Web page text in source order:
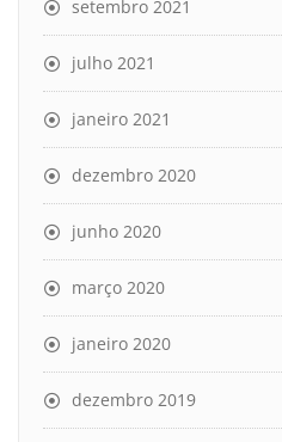
setembro 2021
julho 2021
janeiro 2021
dezembro 2020
junho 2020
março 2020
janeiro 2020
dezembro 2019